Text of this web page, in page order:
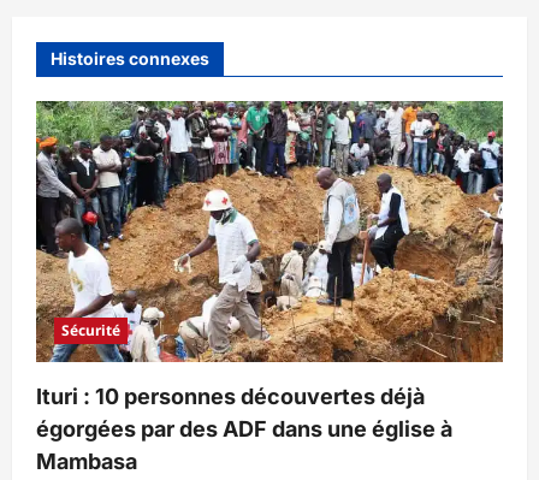
Histoires connexes
Sécurité
Ituri : 10 personnes découvertes déjà
égorgées par des ADF dans une église à
Mambasa